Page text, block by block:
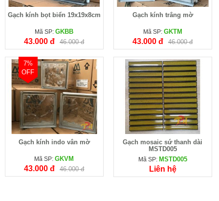
Gạch kính bọt biển 19x19x8cm
Mã SP:GKBB
43.000 đ 46.000 đ
Gạch kính trắng mờ
Mã SP: GKTM
43.000 đ 46.000 đ
7%
OFF
Gạch kính indo vân mờ
Mã SP:GKVM
43.000 đ 46.000 đ
Gạch mosaic sứ thanh dài
MSTD005
Mã SP: MSTD005
Liên hệ